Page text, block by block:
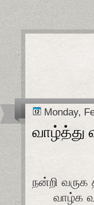
Monday,
வாழ்த்து
நன்றி
வாழ்க